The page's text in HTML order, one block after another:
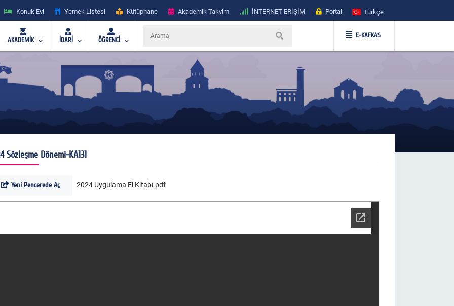
Konuk Evi Yemek Listesi Kütüphane Akademik Takvim İNTERNET ERİŞİM Portal Türkçe
AKADEMİK İDARİ ÖĞRENCİ
E-KAFKAS
Sözleşme Dönemi-KA131
Yeni Pencerede Aç 2024 Uygulama El Kitabı.pdf